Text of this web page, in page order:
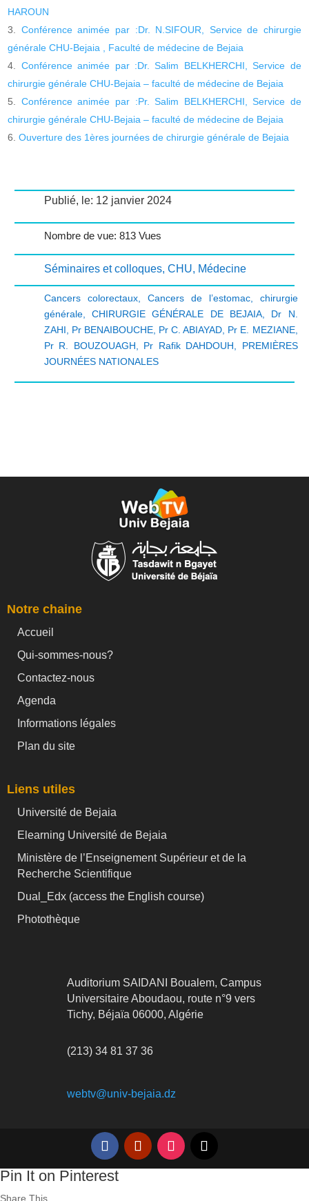
HAROUN
Conférence animée par :Dr. N.SIFOUR, Service de chirurgie
générale CHU-Bejaia , Faculté de médecine de Bejaia
Conférence animée par :Dr. Salim BELKHERCHI, Service de
chirurgie générale CHU-Bejaia – faculté de médecine de Bejaia
Conférence animée par :Pr. Salim BELKHERCHI, Service de
chirurgie générale CHU-Bejaia – faculté de médecine de Bejaia
Ouverture des 1ères journées de chirurgie générale de Bejaia
Publié, le: 12 janvier 2024
Nombre de vue: 813 Vues
Séminaires et colloques, CHU, Médecine
Cancers colorectaux, Cancers de l’estomac, chirurgie
générale, CHIRURGIE GÉNÉRALE DE BEJAIA, Dr N.
ZAHI
Pr BENAIBOUCHE, Pr C. ABIAYAD Pr E. MEZIANE,
Pr R. BOUZOUAGH
Pr Rafik DAHDOUH
PREMIÈRES
JOURNÉES NATIONALES
Notre chaine
Accueil
Qui-sommes-nous?
Contactez-nous
Agenda
Informations légales
Plan du site
Liens utiles
Université de Bejaia
Elearning Université de Bejaia
Ministère de l’Enseignement Supérieur et de la
Recherche Scientifique
Dual_Edx (access the English course)
Photothèque
Auditorium SAIDANI Boualem, Campus
Universitaire Aboudaou, route n°9 vers
Tichy, Béjaïa 06000, Algérie
(213) 34 81 37 36
webtv@univ-bejaia.dz
Pin It on Pinterest
Share This